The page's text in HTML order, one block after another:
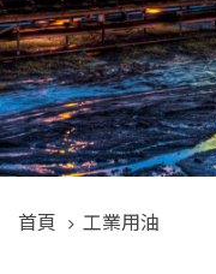
首頁 工業用油